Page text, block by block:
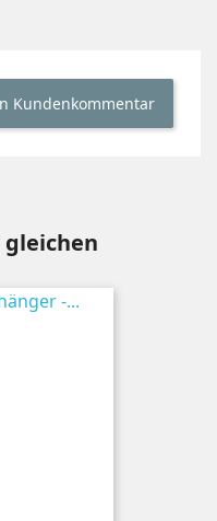
Kundenkommentar